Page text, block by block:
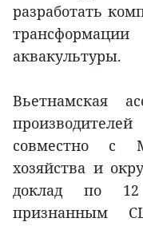
разработать
аквакультуры.
Вьетнамская
совместно с
хозяйства и
доклад по
признанным